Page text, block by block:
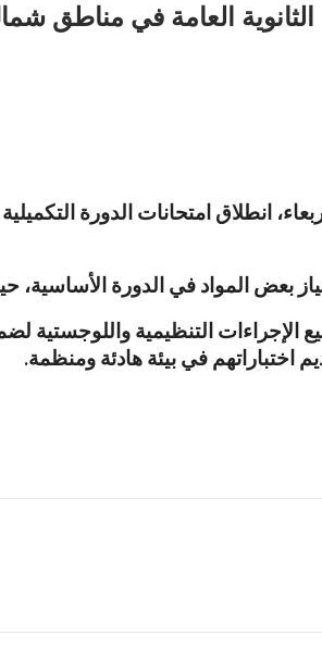
الثانوية العامة في مناطق
انطلاق امتحانات الدورة
بعض المواد في الدورة
الإجراءات التنظيمية واللوجستية
اختباراتهم في بيئة هادئة ومنظمة.